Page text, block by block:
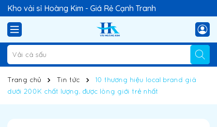
Kho vải sỉ Hoàng Kim - Giá Rẻ Cạnh Tranh
Trang chủ Tin tức
10 thương hiệu local brand giá
dưới 200K chất lượng, được lòng giới trẻ nhất